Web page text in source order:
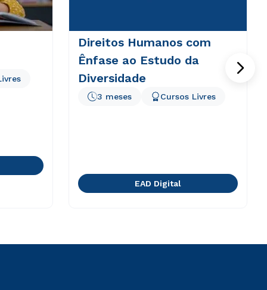
Direitos Humanos com
Ênfase ao Estudo da
Diversidade
3 meses Cursos Livres
EAD Digital